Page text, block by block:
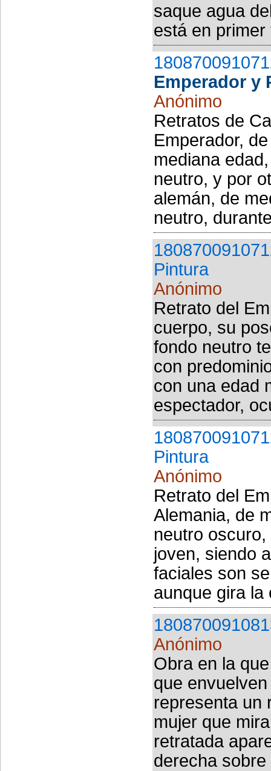
saque agua
está en
Emperador y
Anónimo
Retratos de
Emperador,
mediana
neutro, y por
alemán, de
neutro,
Pintura
Anónimo
Retrato del
cuerpo, su
fondo neutro
con
con una edad
espectador,
Pintura
Anónimo
Retrato del
Alemania, de
neutro
joven, siendo
faciales son
aunque gira la
Anónimo
Obra en la
que
representa un
mujer que
retratada
derecha